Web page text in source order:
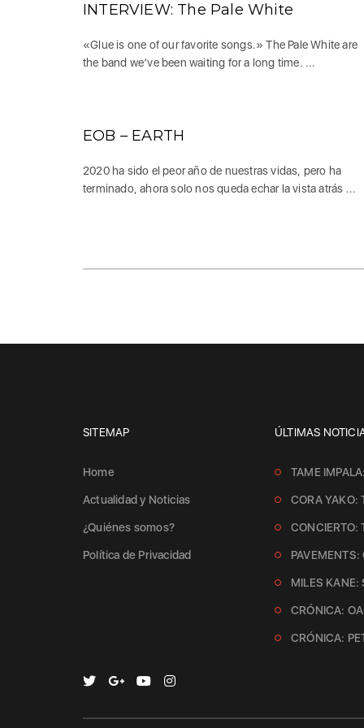
INTERVIEW: The Pale White
«Glue is one of our favorite songs.» The Pale White are
the band we’ve been waiting for a long time. ...
EOB – EARTH
2020 ha sido el peor año de nuestras vidas, pero ha
terminado, ahora solo nos queda echar la vista atrás ...
SITEMAP
Home
Actualidad y Noticias
¿Quiénes somos?
Política de Privacidad
ÚLTIMAS
TAME
CORA YAKO:
CONCIERTO:
PAVEMENTS:
MILES KANE:
CRÓNICA:
CRÓNICA: